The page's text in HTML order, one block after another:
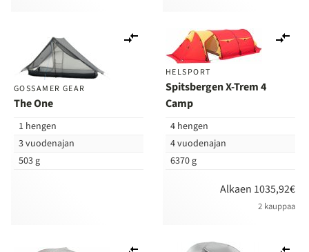
GOSSAMER GEAR
The One
1 hengen
3 vuodenajan
503 g
vertailuun
HELSPORT
Spitsbergen X-Trem 4
Camp
4 hengen
4 vuodenajan
6370 g
Alkaen 1035,92€
2 kauppaa